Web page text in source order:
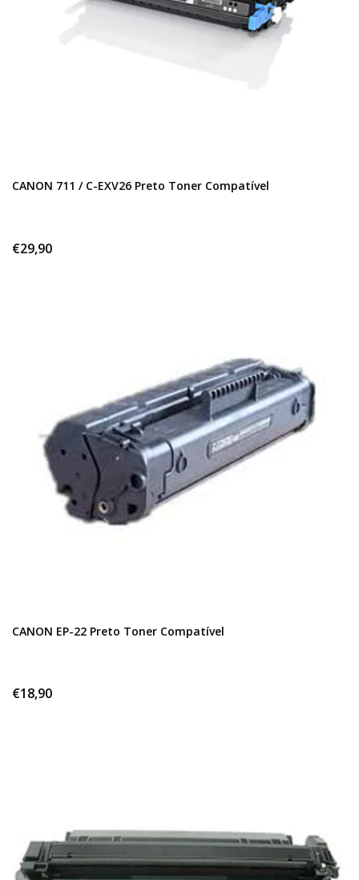
CANON 711 / C-EXV26 Preto Toner Compatível
€29,90
CANON EP-22 Preto Toner Compatível
€18,90